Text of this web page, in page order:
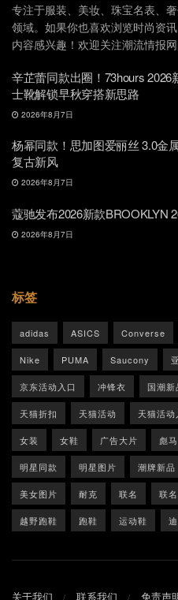
专注于服装、美妆、珠宝名表、
领域。如果你也喜欢浏览时尚资
内容感兴趣！欢迎关注潮流情报网
辛芷蕾同款出圈！73hours 2026
士靴解锁早秋穿搭新思路
2026年8月7日
杨幂同款！思加图爱丽丝 3.0金
复古新风
2026年8月7日
蔻驰发布2026新款BROOKLYN
2026年8月7日
标签
adidas ASICS Converse
Nike PUMA Saucony
京东活动入口 冲锋衣 国潮新
天猫折扣 天猫活动 天猫活动
女装 女鞋 广告大片 彪马
明星同款 明星图片 潮牌新品
美女图片 耐克 联名 联
越野跑鞋 跑鞋 运动鞋
关于我们 联系我们 免责声